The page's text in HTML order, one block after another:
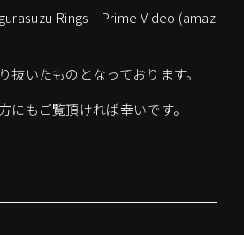
Rings | Prime Video (amaz
抜いたものとなっております。
にもご覧頂ければ幸いです。